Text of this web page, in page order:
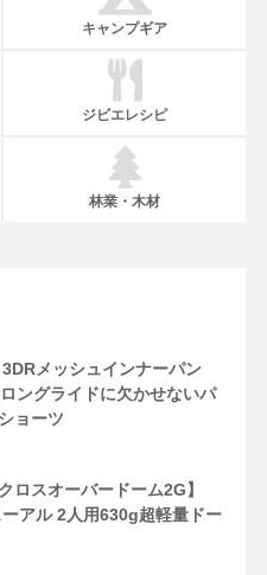
キャンプギア
ジビエレシピ
林業・木材
3DRメッシュインナーパン
ングライドに欠かせないパ
ョーツ
ロスオーバードーム2G】
アル 2人用630g超軽量ドー